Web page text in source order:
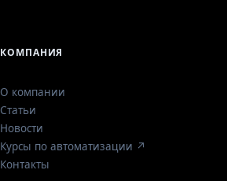
КОМПАНИЯ
О компании
Статьи
Новости
Курсы по автоматизации ↗
Контакты